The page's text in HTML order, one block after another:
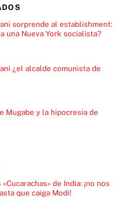
sorprende al establishment:
una Nueva York socialista?
¿el alcalde comunista de
Mugabe y la hipocresía de
de India: ¡no nos
que caiga Modi!